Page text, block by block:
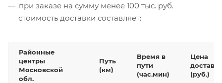
при заказе на сумму менее 100 тыс. руб.
стоимость доставки составляет:
Районные
центры
Московской
обл.
Путь
(км)
Время в
пути
(час.мин)
Цена
(руб.)